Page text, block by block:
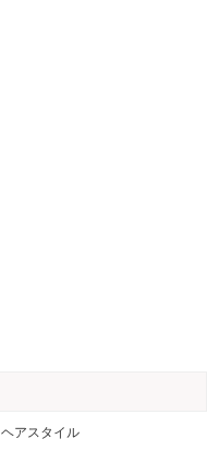
ヘアスタイル